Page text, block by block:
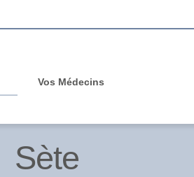
Vos Médecins
Sète